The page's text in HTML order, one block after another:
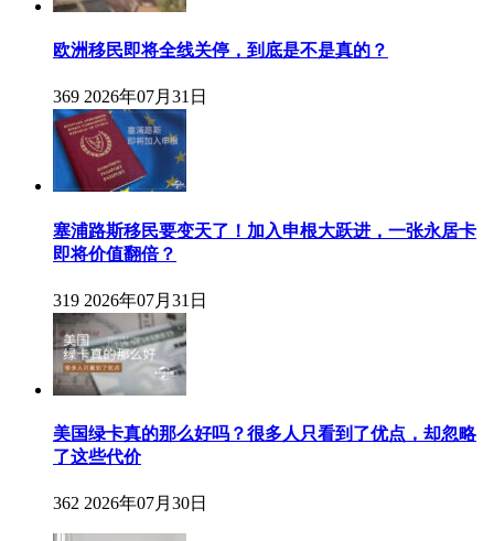
欧洲移民即将全线关停，到底是不是真的？
369 2026年07月31日
塞浦路斯移民要变天了！加入申根大跃进，一张永居卡
即将价值翻倍？
319 2026年07月31日
美国绿卡真的那么好吗？很多人只看到了优点，却忽略
了这些代价
362 2026年07月30日